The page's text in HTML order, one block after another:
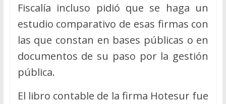
Fiscalía incluso pidió que se haga un
estudio comparativo de esas firmas con
las que constan en bases públicas o en
documentos de su paso por la gestión
pública.
El libro contable de la firma Hotesur fue